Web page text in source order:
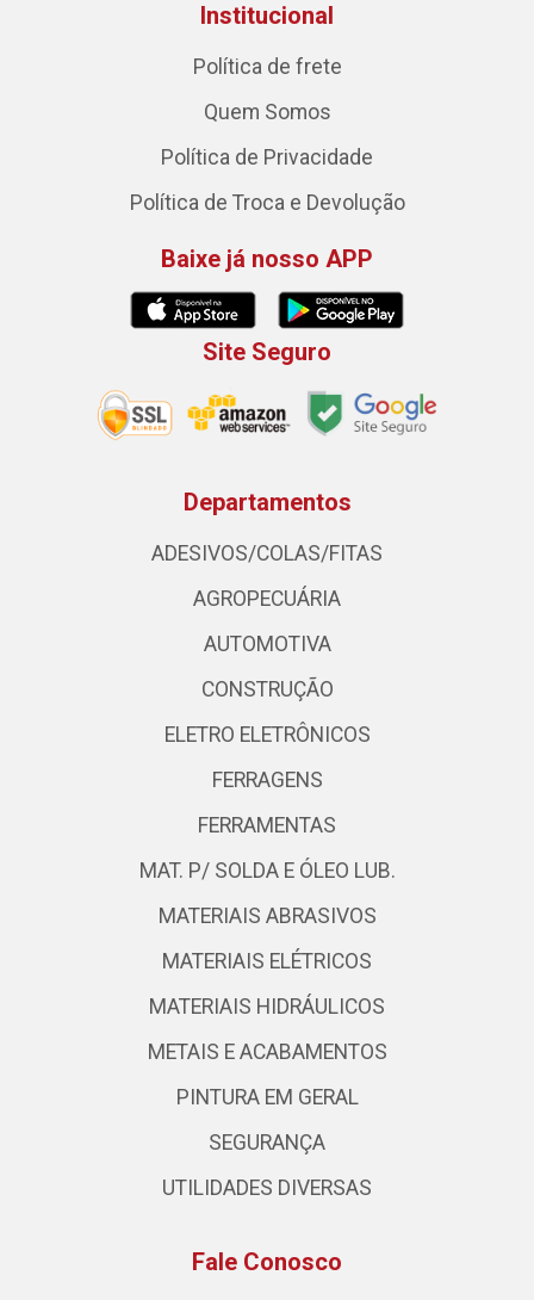
Institucional
Política de frete
Quem Somos
Política de Privacidade
Política de Troca e Devolução
Baixe já nosso APP
Site Seguro
Departamentos
ADESIVOS/COLAS/FITAS
AGROPECUÁRIA
AUTOMOTIVA
CONSTRUÇÃO
ELETRO ELETRÔNICOS
FERRAGENS
FERRAMENTAS
MAT. P/ SOLDA E ÓLEO LUB.
MATERIAIS ABRASIVOS
MATERIAIS ELÉTRICOS
MATERIAIS HIDRÁULICOS
METAIS E ACABAMENTOS
PINTURA EM GERAL
SEGURANÇA
UTILIDADES DIVERSAS
Fale Conosco